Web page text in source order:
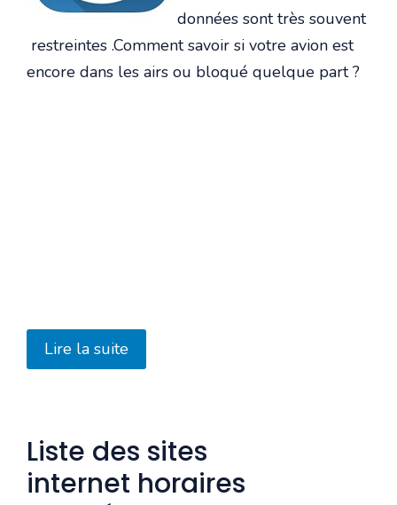
données sont très souvent
restreintes .Comment savoir si votre avion est
encore dans les airs ou bloqué quelque part ?
Lire la suite
Liste des sites
internet horaires